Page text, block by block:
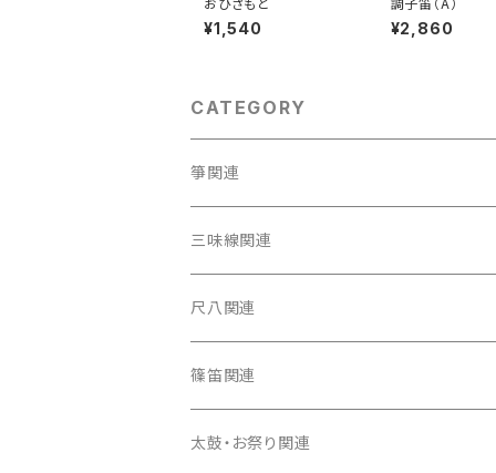
おひざもと
¥1,540
調子笛（A）
¥2,860
CATEGORY
箏関連
箏（本体）
箏カバー
箏袋
口前袋・尾布
三味線関連
三味線（本体）
三味線ケース
長トランク・三ツ折トランク
雨用カバー
尺八関連
尺八（本体）
尺八袋
篠笛関連
篠笛（本体）
太鼓・お祭り関連